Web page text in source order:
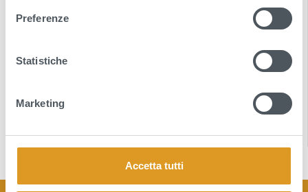
Preferenze
Statistiche
Marketing
Accetta tutti
News
Avvisi
Notizie